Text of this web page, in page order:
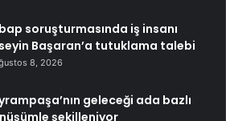
soruşturmasında iş insanı
Başaran’a tutuklama talebi
8, 2026
geleceği ada bazlı
şekilleniyor